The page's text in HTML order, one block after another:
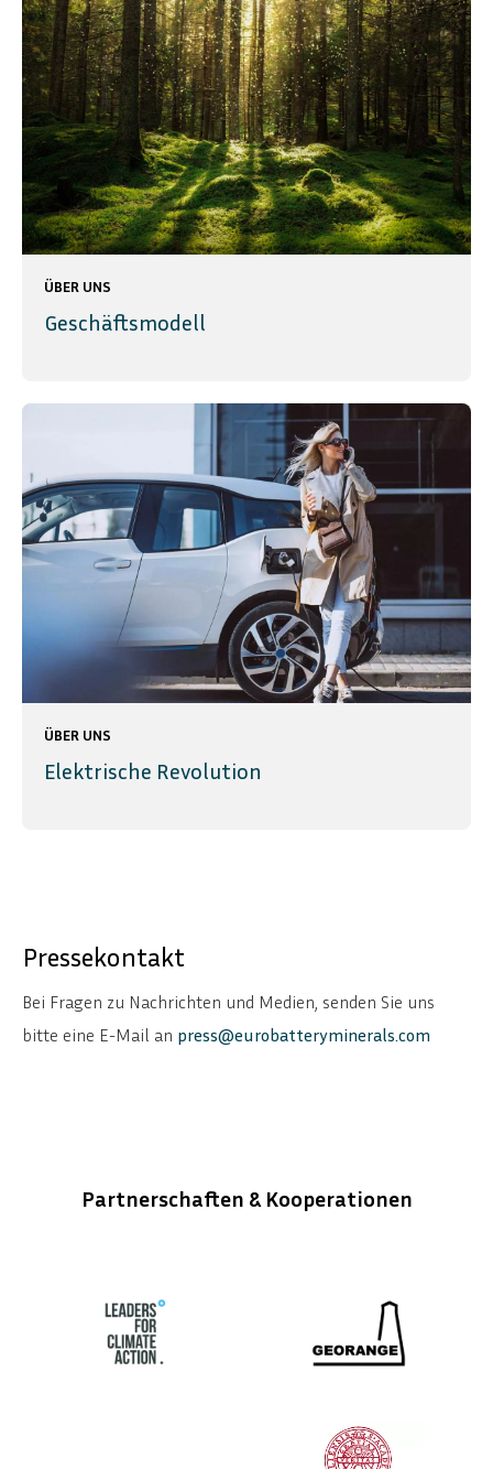
ÜBER UNS
Geschäftsmodell
ÜBER UNS
Elektrische Revolution
Pressekontakt
Bei Fragen zu Nachrichten und Medien, senden Sie uns
bitte eine E-Mail an press@eurobatteryminerals.com
Partnerschaften & Kooperationen